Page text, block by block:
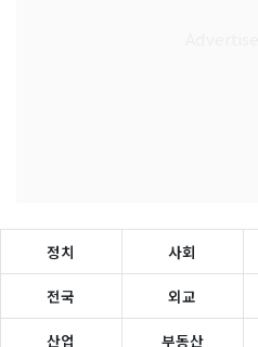
정치 사회
전국 외교
산업 부동산